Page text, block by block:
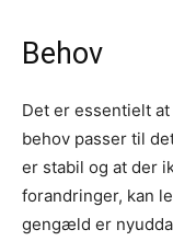
Behov
Det er essentielt
behov passer til
er stabil og at der
forandringer, kan
gengæld er